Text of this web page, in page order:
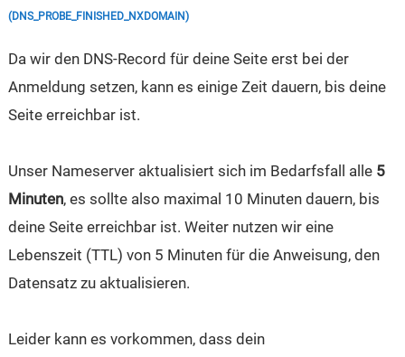
(DNS_PROBE_FINISHED_NXDOMAIN)
Da wir den DNS-Record für deine Seite erst bei der
Anmeldung setzen, kann es einige Zeit dauern, bis deine
Seite erreichbar ist.
Unser Nameserver aktualisiert sich im Bedarfsfall alle 5
Minuten, es sollte also maximal 10 Minuten dauern, bis
deine Seite erreichbar ist. Weiter nutzen wir eine
Lebenszeit (TTL) von 5 Minuten für die Anweisung, den
Datensatz zu aktualisieren.
Leider kann es vorkommen, dass dein